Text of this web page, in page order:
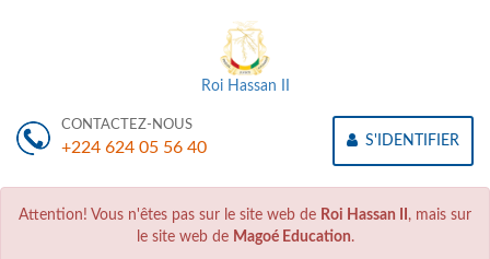
Roi Hassan II
CONTACTEZ-NOUS
+224 624 05 56 40 S'IDENTIFIER
Attention! Vous n'êtes pas sur le site web de Roi Hassan II , mais sur
le site web de Magoé Education.